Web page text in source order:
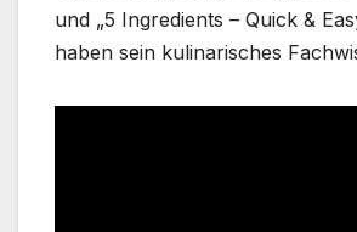
und „5 Ingredients – Quick &
haben sein kulinarisches